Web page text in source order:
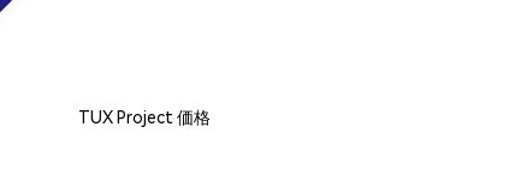
TUX Project 価格